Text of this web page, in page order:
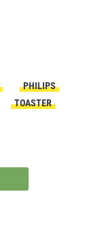
PHILIPS
TOASTER